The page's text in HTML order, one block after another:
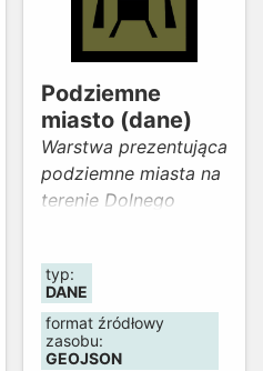
Podziemne
miasto (dane)
Warstwa prezentująca
podziemne miasta na
terenie Dolnego
typ:
DANE
format źródłowy
zasobu:
GEOJSON